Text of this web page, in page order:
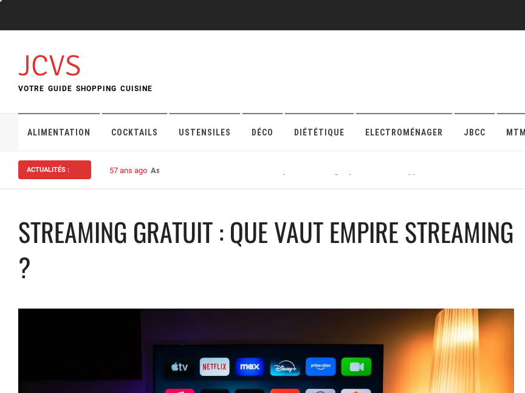
content
JCVS
VOTRE GUIDE SHOPPING CUISINE
ALIMENTATION COCKTAILS USTENSILES DÉCO DIÉTÉTIQUE ELECTROMÉNAGER JBCC MTM
ACTUALITÉS : 57 ans ago Assurance habitation : bien choisir sa protection en ligne pour maison ou appartement
STREAMING GRATUIT : QUE VAUT EMPIRE STREAMING
?